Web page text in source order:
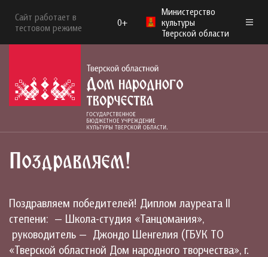
Сайт работает в
тестовом режиме
0+
Министерство
культуры
Тверской области
Поздравляем!
Поздравляем победителей! Диплом лауреата II
степени: — Школа-студия «Танцомания»,
руководитель — Джондо Шенгелия (ГБУК ТО
«Тверской областной Дом народного творчества», г.